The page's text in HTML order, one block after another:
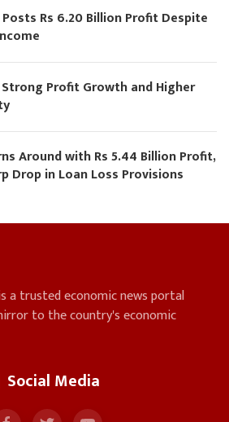
Posts Rs 6.20 Billion Profit Despite
Strong Profit Growth and Higher
Around with Rs 5.44 Billion Profit,
Drop in Loan Loss Provisions
a trusted economic news portal
to the country's economic
Social Media